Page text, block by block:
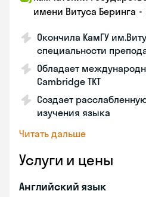
имени Витуса Беринга •
Окончила КамГУ
специальности
Обладает
Cambridge TKT
Создает
изучения языка
Читать дальше
Услуги и цены
Английский язык